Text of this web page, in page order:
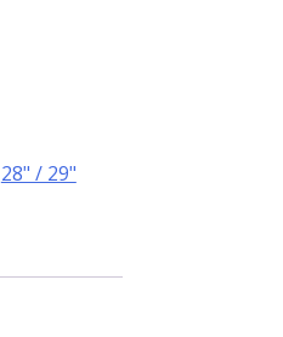
28" / 29"